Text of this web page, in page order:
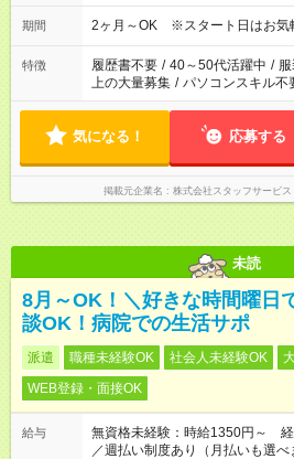
期間 2ヶ月～OK ※スタート日はお気
特徴 履歴書不要 / 40～50代活躍中 /
上の大量募集 / パソコンスキル不
気になる！ 応募する
掲載元企業名 株式会社スタッフサービ
未読
8月～OK！＼好きな時間曜日
談OK！病院での生活サポ
派遣 職種未経験OK 社会人未経験OK
WEB登録・面接OK
給与
無資格未経験：時給1350円～
／週払い制度あり（月払いも選